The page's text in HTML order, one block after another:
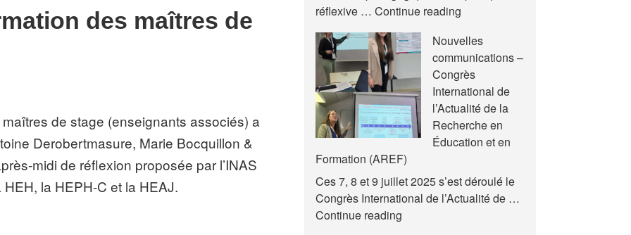
des maîtres de
de stage (enseignants associés) a
Derobertmasure, Marie Bocquillon &
midi de réflexion proposée par l’INAS
la HEPH-C et la HEAJ.
réflexive …Continue reading
pédagogique
Nouvelles
communications –
Congrès
International de
l’Actualité de la
Recherche en
Éducation et en
Formation (AREF)
Ces 7, 8 et 9 juillet 2025 s’est déroulé le
Congrès International de l’Actualité de …
Continue reading